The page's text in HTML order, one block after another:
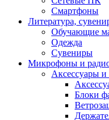
Смартфоны
Литература,
Обучающие
Одежда
Сувениры
Микрофоны и
Аксессуары
Блоки